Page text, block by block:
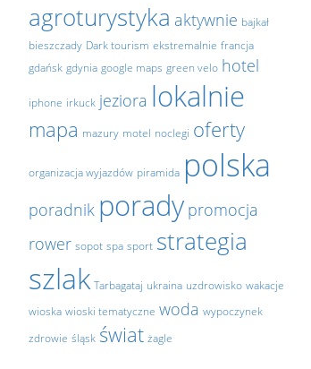
agroturystyka aktywnie bajkał
bieszczady Dark tourism ekstremalnie francja
gdańsk gdynia google maps green velo hotel
iphone irkuck jeziora lokalnie
mapa mazury motel noclegi oferty
organizacja wyjazdów piramida polska
poradnik porady promocja
rower sopot spa sport strategia
szlak Tarbagataj ukraina uzdrowisko wakacje
wioska wioski tematyczne woda wypoczynek
zdrowie śląsk świat żagle